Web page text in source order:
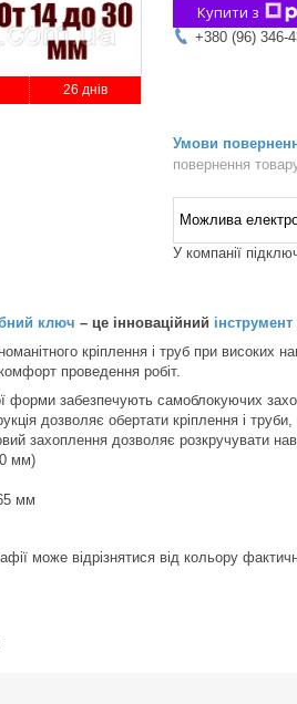
26 днів
Купити з
+380 (96) 346-
повернення
У компанії
ключ – це інноваційний інструмент
кріплення і труб при високих
проведення робіт.
форми забезпечують самоблокуючих
дозволяє обертати кріплення і
захоплення дозволяє розкручувати
мм)
мм
може відрізнятися від кольору